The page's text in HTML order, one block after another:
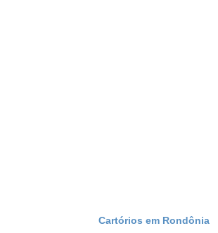
Cartórios em Rondônia